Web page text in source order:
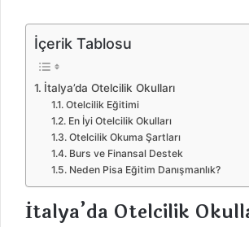
İçerik Tablosu
İtalya’da Otelcilik Okulları
Otelcilik Eğitimi
En İyi Otelcilik Okulları
Otelcilik Okuma Şartları
Burs ve Finansal Destek
Neden Pisa Eğitim Danışmanlık?
İtalya’da Otelcilik